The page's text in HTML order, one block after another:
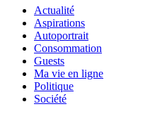
Actualité
Aspirations
Autoportrait
Consommation
Guests
Ma vie en ligne
Politique
Société